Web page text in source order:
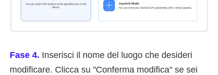
Fase 4. Inserisci il nome del luogo che desideri
modificare. Clicca su "Conferma modifica" se sei